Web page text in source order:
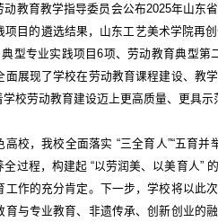
教育教学指导委员会公布2025年山东
目的遴选结果，山东工艺美术学院再
型专业实践项目6项、劳动教育典型第
面展现了学校在劳动教育课程建设、教
校劳动教育建设迈上更高质量、更具示
校，我校全面落实 “三全育人”“五育并
过程，构建起 “以劳润美、以美育人”
作的充分肯定。下一步，学校将以此
与专业教育、非遗传承、创新创业的